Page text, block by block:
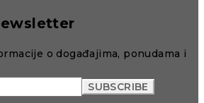
o događajima, ponudama i